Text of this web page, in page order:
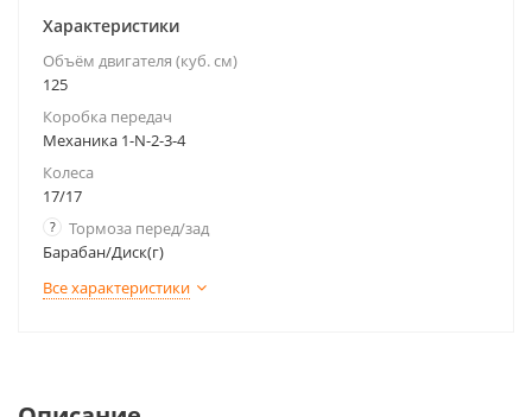
Характеристики
Объём двигателя (куб. см)
125
Коробка передач
Механика 1-N-2-3-4
Колеса
17/17
?
Тормоза перед/зад
Барабан/Диск(г)
Все характеристики